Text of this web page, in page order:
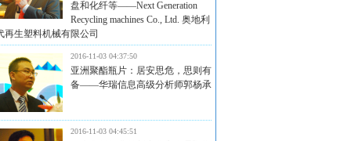
盘和化纤等——Next Generation
Recycling machines Co., Ltd. 奥地利
再生塑料机械有限公司
2016-11-03 04:37:50
亚洲聚酯瓶片：居安思危，思则有
备——华瑞信息高级分析师郭杨承
2016-11-03 04:45:51